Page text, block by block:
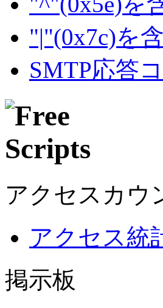
"|"(0x7c)を
SMTP応答
アクセスカウ
アクセス統
掲示板